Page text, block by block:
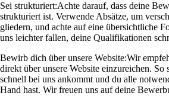
Sei strukturiert:Achte darauf, dass deine
strukturiert ist. Verwende Absätze, um
gliedern, und achte auf eine übersichtliche
uns leichter fallen, deine Qualifikationen
Bewirb dich über unsere Website:Wir
direkt über unsere Website einzureichen. So
schnell bei uns ankommt und du alle
Hand hast. Wir freuen uns auf deine